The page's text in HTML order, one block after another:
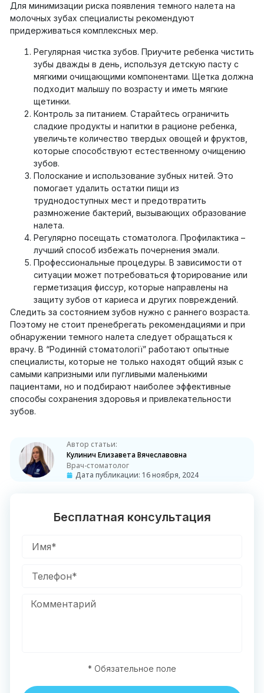
Для минимизации риска появления темного налета на
молочных зубах специалисты рекомендуют
придерживаться комплексных мер.
Регулярная чистка зубов. Приучите ребенка чистить
зубы дважды в день, используя детскую пасту с
мягкими очищающими компонентами. Щетка должна
подходит малышу по возрасту и иметь мягкие
щетинки.
Контроль за питанием. Старайтесь ограничить
сладкие продукты и напитки в рационе ребенка,
увеличьте количество твердых овощей и фруктов,
которые способствуют естественному очищению
зубов.
Полоскание и использование зубных нитей. Это
помогает удалить остатки пищи из
труднодоступных мест и предотвратить
размножение бактерий, вызывающих образование
налета.
Регулярно посещать стоматолога. Профилактика –
лучший способ избежать почернения эмали.
Профессиональные процедуры. В зависимости от
ситуации может потребоваться фторирование или
герметизация фиссур, которые направлены на
защиту зубов от кариеса и других повреждений.
Следить за состоянием зубов нужно с раннего возраста.
Поэтому не стоит пренебрегать рекомендациями и при
обнаружении темного налета следует обращаться к
врачу. В “Родинній стоматології” работают опытные
специалисты, которые не только находят общий язык с
самыми капризными или пугливыми маленькими
пациентами, но и подбирают наиболее эффективные
способы сохранения здоровья и привлекательности
зубов.
Автор статьи:
Кулинич Елизавета Вячеславовна
Врач-стоматолог
Дата публикации: 16 ноября, 2024
Бесплатная консультация
* Обязательное поле